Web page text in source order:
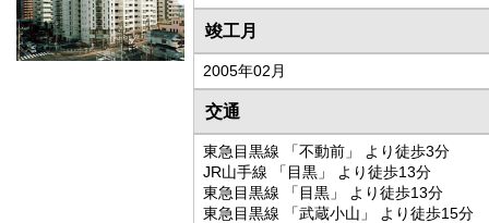
竣工月
2005年02月
交通
東急目黒線 「不動前」 より徒歩3分
JR山手線 「目黒」 より徒歩13分
東急目黒線 「目黒」 より徒歩13分
東急目黒線 「武蔵小山」 より徒歩15分